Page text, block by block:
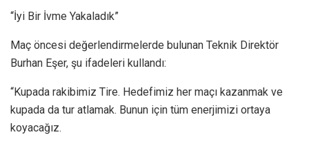
“İyi Bir İvme Yakaladık”
Maç öncesi değerlendirmelerde bulunan Teknik Direktör
Burhan Eşer, şu ifadeleri kullandı:
“Kupada rakibimiz Tire. Hedefimiz her maçı kazanmak ve
kupada da tur atlamak. Bunun için tüm enerjimizi ortaya
koyacağız.